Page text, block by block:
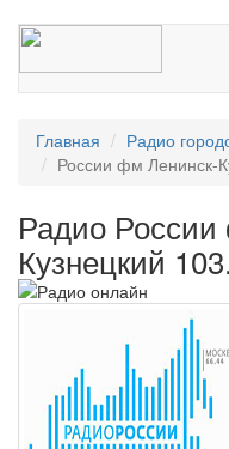
Главная Радио
России фм Ленинск-
Радио
Кузнецкий